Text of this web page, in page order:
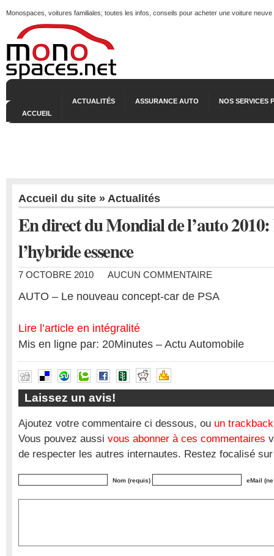
Monospaces, voitures familiales; toutes les infos, conseils pour acheter une voiture
ACCUEIL
ACTUALITÉS ASSURANCE AUTO NOS SERVICES
Accueil du site » Actualités
En direct du Mondial de l’auto
l’hybride essence
7 OCTOBRE 2010 AUCUN COMMENTAIRE
AUTO – Le nouveau concept-car de PSA
Lire l’article en intégralité
Mis en ligne par: 20Minutes – Actu Automobile
Laissez un avis!
Ajoutez votre commentaire ci dessous, ou un trackback
Vous pouvez aussi vous abonner à ces commentaires
de respecter les autres internautes. Restez focalisé
Nom (requis) eMail